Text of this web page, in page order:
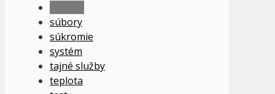
súbory
súkromie
systém
tajné služby
teplota